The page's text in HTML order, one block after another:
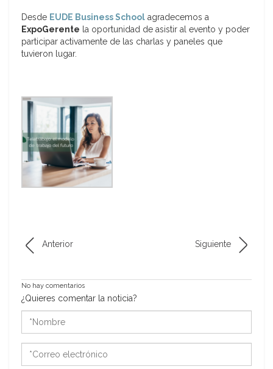
Desde EUDE Business School agradecemos a
ExpoGerente la oportunidad de asistir al evento y poder
participar activamente de las charlas y paneles que
tuvieron lugar.
Anterior Siguiente
No hay comentarios
¿Quieres comentar la noticia?
*Nombre
*Correo
electrónico